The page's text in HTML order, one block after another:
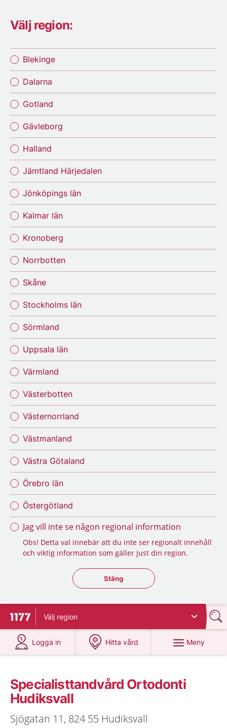
Välj region:
Blekinge
Dalarna
Gotland
Gävleborg
Halland
Jämtland Härjedalen
Jönköpings län
Kalmar län
Kronoberg
Norrbotten
Skåne
Stockholms län
Sörmland
Uppsala län
Värmland
Västerbotten
Västernorrland
Västmanland
Västra Götaland
Örebro län
Östergötland
Jag vill inte se någon regional information
Obs! Detta val innebär att du inte ser regionalt innehåll
och viktig information som gäller just din region.
Stäng regionsväljaren
Stäng
Till startsidan för 1177
Välj region
Logga in
på 1177.se
Hitta vård
på 1177.se
Meny
Specialisttandvård Ortodonti
Hudiksvall
Sjögatan 11, 824 55 Hudiksvall